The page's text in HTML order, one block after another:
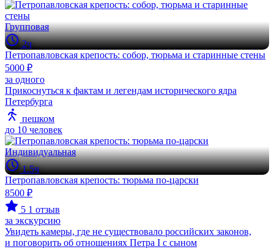
Групповая
2ч
Петропавловская крепость: собор, тюрьма и старинные стены
5000 ₽
за одного
Прикоснуться к фактам и легендам исторического ядра
Петербурга
пешком
до 10 человек
Индивидуальная
1.5ч
Петропавловская крепость: тюрьма по-царски
8500 ₽
5 1 отзыв
за экскурсию
Увидеть камеры, где не существовало российских законов,
и поговорить об отношениях Петра I с сыном